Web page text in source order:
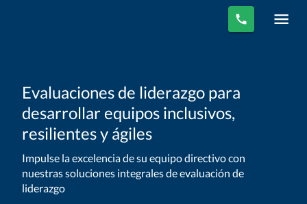
Evaluaciones de liderazgo para
desarrollar equipos inclusivos,
resilientes y ágiles
Impulse la excelencia de su equipo directivo con
nuestras soluciones integrales de evaluación de
liderazgo